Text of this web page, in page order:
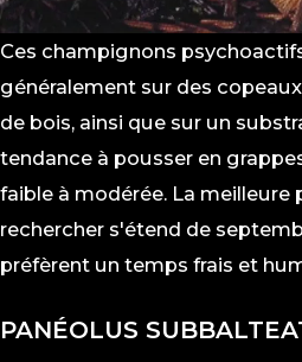
Ces champignons
généralement sur des
de bois, ainsi que sur un
tendance à pousser en
faible à modérée. La meilleure
rechercher s'étend de
préfèrent un temps frais et
PANÉOLUS